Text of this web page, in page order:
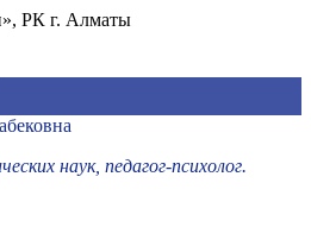
РК г. Алматы
наук, педагог-психолог.